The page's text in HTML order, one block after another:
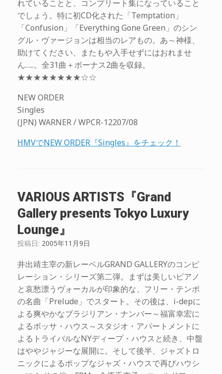
れていることと、コンプリート集になっていること
でしょう。特に初CD化された「Temptation」
「Confusion」「Everything Gone Green」のシン
グル・ヴァージョンは相当のレアもの。あ～神様、
助けてください、またもや入手せずにはおれませ
ん…..。全31曲＋ボーナス2曲を収録。
★★★★★★★★☆☆
NEW ORDER
Singles
(JPN) WARNER / WPCR-12207/08
HMVでNEW ORDER『Singles』をチェック！
VARIOUS ARTISTS『Grand
Gallery presents Tokyo Luxury
Lounge』
投稿日: 2005年11月9日
井出靖主宰の新レーベルGRAND GALLERYのコンピ
レーション・シリーズ第二弾。まずは美しいピアノ
と哀愁漂うヴォーカルが印象的な、フリー・テンポ
の名曲「Prelude」でスタート。その後は、i-depに
よる爽やかなブラジリアン・ナンバー～福富幸宏に
よるボッサ・ハウス～スタジオ・アパートメントに
よるトライバルなNYディープ・ハウスと続き、中盤
はややジャジーな展開に。そして後半、ジャズトロ
ニックによるポップなジャズ・ハウスで再びハウシ